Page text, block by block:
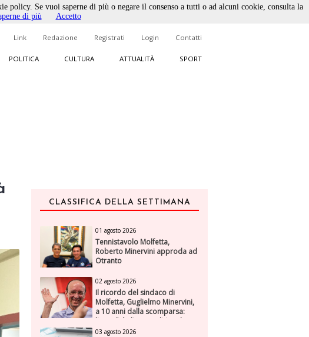
Link Redazione Registrati Login Contatti
POLITICA CULTURA ATTUALITÀ SPORT
CLASSIFICA DELLA SETTIMANA
01 agosto 2026
Tennistavolo Molfetta,
Roberto Minervini approda ad
Otranto
02 agosto 2026
Il ricordo del sindaco di
Molfetta, Guglielmo Minervini,
a 10 anni dalla scomparsa:
l'attualità di una politica che
genera futuro
03 agosto 2026
Se vuoi saperne di più o negare il consenso a tutti o ad alcuni cookie, consulta la
di più Accetto